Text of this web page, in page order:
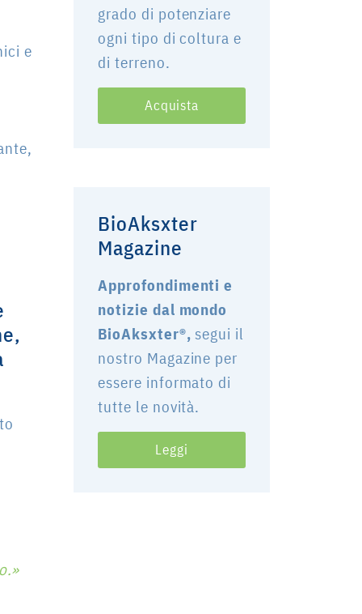
e
grado di potenziare
ogni tipo di coltura e
di terreno.
Acquista
BioAksxter
Magazine
Approfondimenti e
notizie dal mondo
BioAksxter®, segui il
nostro Magazine per
essere informato di
tutte le novità.
Leggi